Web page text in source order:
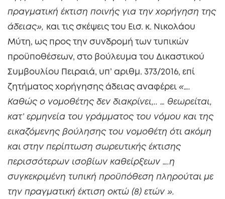
πραγματική έκτιση ποινής για την χορήγηση της
άδειας», και τις σκέψεις του Εισ. κ. Νικολάου
Μύτη, ως προς την συνδρομή των τυπικών
προϋποθέσεων, στο βούλευμα του Δικαστικού
Συμβουλίου Πειραιά, υπ’ αριθμ. 373/2016, επί
ζητήματος χορήγησης άδειας αναφέρει «….
Καθώς ο νομοθέτης δεν διακρίνει,.. … θεωρείται,
κατ’ ερμηνεία του γράμματος του νόμου και της
εικαζόμενης βούλησης του νομοθέτη ότι ακόμη
και στην περίπτωση σωρευτικής έκτισης
περισσότερων ισοβίων καθείρξεων ….η
συγκεκριμένη τυπική προϋπόθεση πληρούται με
την πραγματική έκτιση οκτώ (8) ετών ».